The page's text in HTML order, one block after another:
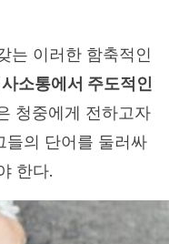
는 이러한 함축적인
소통에서 주도적인
청중에게 전하고자
들의 단어를 둘러싸
한다.